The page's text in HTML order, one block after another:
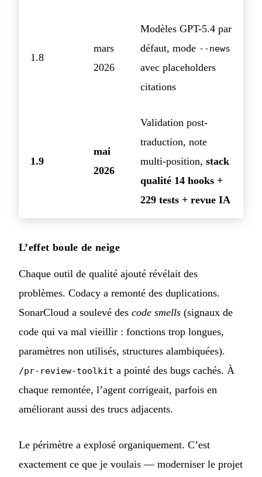
1.8
mars
2026
Modèles GPT-5.4 par
défaut, mode --news
avec placeholders
citations
1.9
mai
2026
Validation post-
traduction, note
multi-position, stack
qualité 14 hooks +
229 tests + revue IA
L’effet boule de neige
Chaque outil de qualité ajouté révélait des
problèmes. Codacy a remonté des duplications.
SonarCloud a soulevé des code smells (signaux de
code qui va mal vieillir : fonctions trop longues,
paramètres non utilisés, structures alambiquées).
/pr-review-toolkit a pointé des bugs cachés. À
chaque remontée, l’agent corrigeait, parfois en
améliorant aussi des trucs adjacents.
Le périmètre a explosé organiquement. C’est
exactement ce que je voulais — moderniser le projet